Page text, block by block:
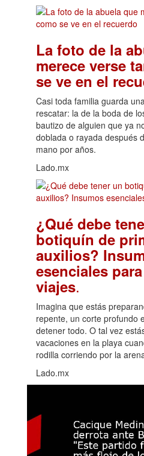
La foto de la
merece verse
se ve en el
Casi toda familia guarda
rescatar: la de la boda de
bautizo de alguien que ya
doblada o rayada después
mano por años.
Lado.mx
¿Qué debe
botiquín de
auxilios?
esenciales
viajes.
Imagina que estás
repente, un corte profundo
detener todo. O tal vez
vacaciones en la playa
rodilla corriendo por la
Lado.mx